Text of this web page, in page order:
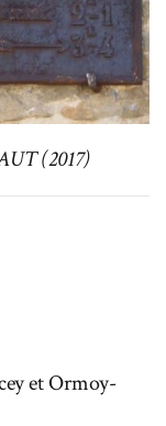
(2017)
et Ormoy-